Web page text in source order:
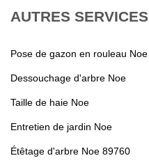
AUTRES SERVICES
Pose de gazon en rouleau Noe
Dessouchage d'arbre Noe
Taille de haie Noe
Entretien de jardin Noe
Étêtage d'arbre Noe 89760